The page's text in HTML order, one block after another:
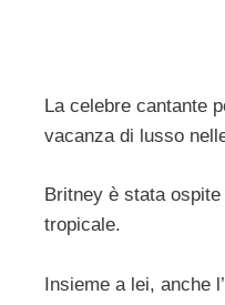
La celebre cantante
vacanza di lusso
Britney è stata ospite
tropicale.
Insieme a lei, anche